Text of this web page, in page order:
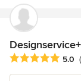
Average rating: 5
5.0